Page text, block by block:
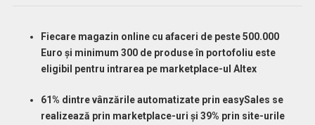
Fiecare magazin online cu afaceri de peste 500.000
Euro și minimum 300 de produse în portofoliu este
eligibil pentru intrarea pe marketplace-ul Altex
61% dintre vânzările automatizate prin easySales se
realizează prin marketplace-uri și 39% prin site-urile